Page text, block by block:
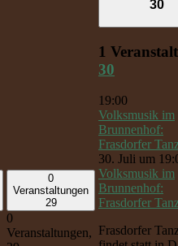
0
Veranstaltungen
29
0
Veranstaltungen,
30
1
30
19:00
Volksmusik im
Brunnenhof:
Frasdorfer
30. Juli um
Volksmusik im
Brunnenhof:
Frasdorfer
Frasdorfer